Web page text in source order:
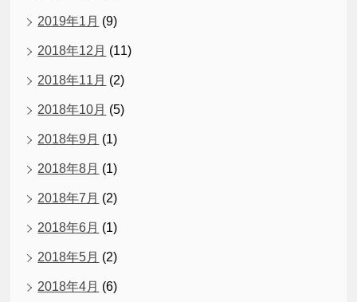
2019年1月 (9)
2018年12月 (11)
2018年11月 (2)
2018年10月 (5)
2018年9月 (1)
2018年8月 (1)
2018年7月 (2)
2018年6月 (1)
2018年5月 (2)
2018年4月 (6)